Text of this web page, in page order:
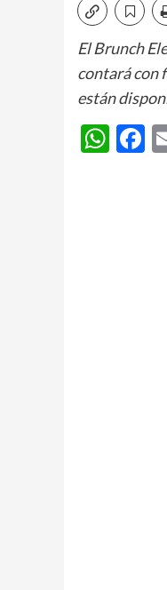
El Brunch
contará con
están